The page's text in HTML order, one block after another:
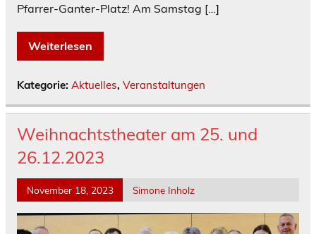
Pfarrer-Ganter-Platz! Am Samstag […]
Weiterlesen
Kategorie: Aktuelles, Veranstaltungen
Weihnachtstheater am 25. und
26.12.2023
November 18, 2023 Simone Inholz